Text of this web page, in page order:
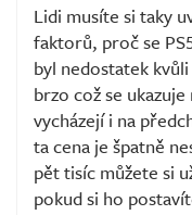
Lidi musíte si taky
faktorů, proč se
byl nedostatek
brzo což se
vycházejí i na
ta cena je špatně
pět tisíc můžete si
pokud si ho